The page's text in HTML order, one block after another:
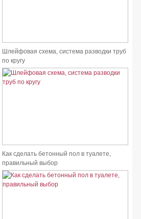
Шлейфовая схема, система разводки труб
по кругу
Как сделать бетонный пол в туалете,
правильный выбор